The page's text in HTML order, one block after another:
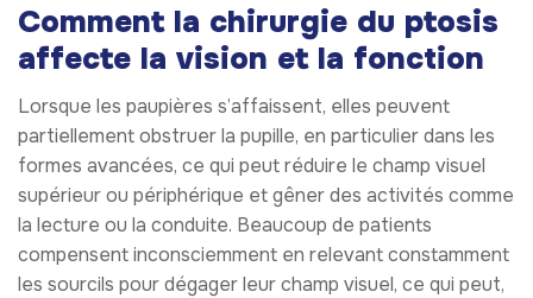
Comment la chirurgie du ptosis
affecte la vision et la fonction
Lorsque les paupières s’affaissent, elles peuvent
partiellement obstruer la pupille, en particulier dans les
formes avancées, ce qui peut réduire le champ visuel
supérieur ou périphérique et gêner des activités comme
la lecture ou la conduite. Beaucoup de patients
compensent inconsciemment en relevant constamment
les sourcils pour dégager leur champ visuel, ce qui peut,